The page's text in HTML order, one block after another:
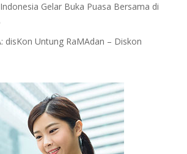
Gelar Buka Puasa Bersama di
disKon Untung RaMAdan – Diskon